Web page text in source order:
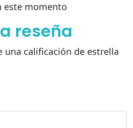
este momento
reseña
una calificación de estrella